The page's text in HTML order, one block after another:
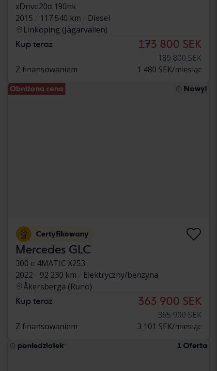
xDrive20d 190hk
2015
117 540 km
Diesel
Linköping (Jägarvallen)
Kup teraz 173 800 SEK
189 800 SEK
Z finansowaniem
1 480 SEK/miesiąc
Obniżona cena Nowy!
Certyfikowany
Mercedes GLC
300 e 4MATIC X253
2022
92 230 km
Elektryczny/benzyna
Åkersberga (Runö)
Kup teraz 363 900 SEK
365 900 SEK
Z finansowaniem
3 101 SEK/miesiąc
poniedziałek 1 Oferta